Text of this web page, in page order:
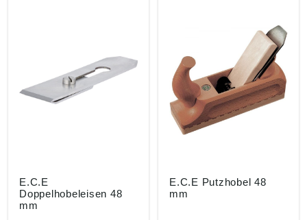
Co. KG, Herder Str.7,
42853 Remscheid, DE,
ece@ecemmerich.de
dnung ((EU) 2023/998):
E.C. Emmerich GmbH &
Co. KG, Herder Str.7,
42853 Remscheid, DE,
ece@ecemmerich.de
E.C.E
Doppelhobeleisen 48
mm
E.C.E Putzhobel 48
mm